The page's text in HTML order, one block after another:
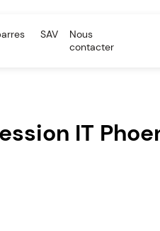
SAV
Nous
contacter
IT